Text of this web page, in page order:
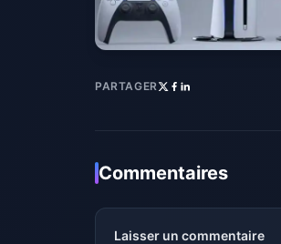
PARTAGER
Commentaires
Laisser un commentaire